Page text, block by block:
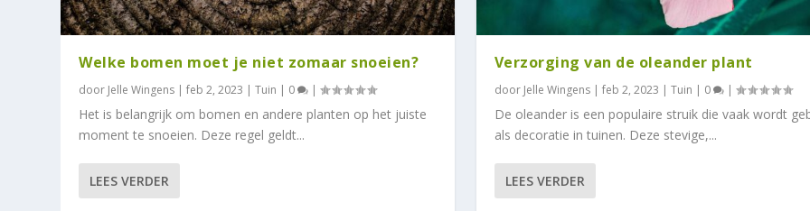
Welke bomen moet je niet zomaar snoeien?
door Jelle Wingens |feb 2, 2023 |Tuin | 0 |
Het is belangrijk om bomen en andere planten op het juiste
moment te snoeien. Deze regel geldt...
LEES VERDER
Verzorging van de oleander plant
door Jelle Wingens| feb 2, 2023 | Tuin | 0 |
De oleander is een populaire struik die vaak wordt
als decoratie in tuinen. Deze stevige,...
LEES VERDER